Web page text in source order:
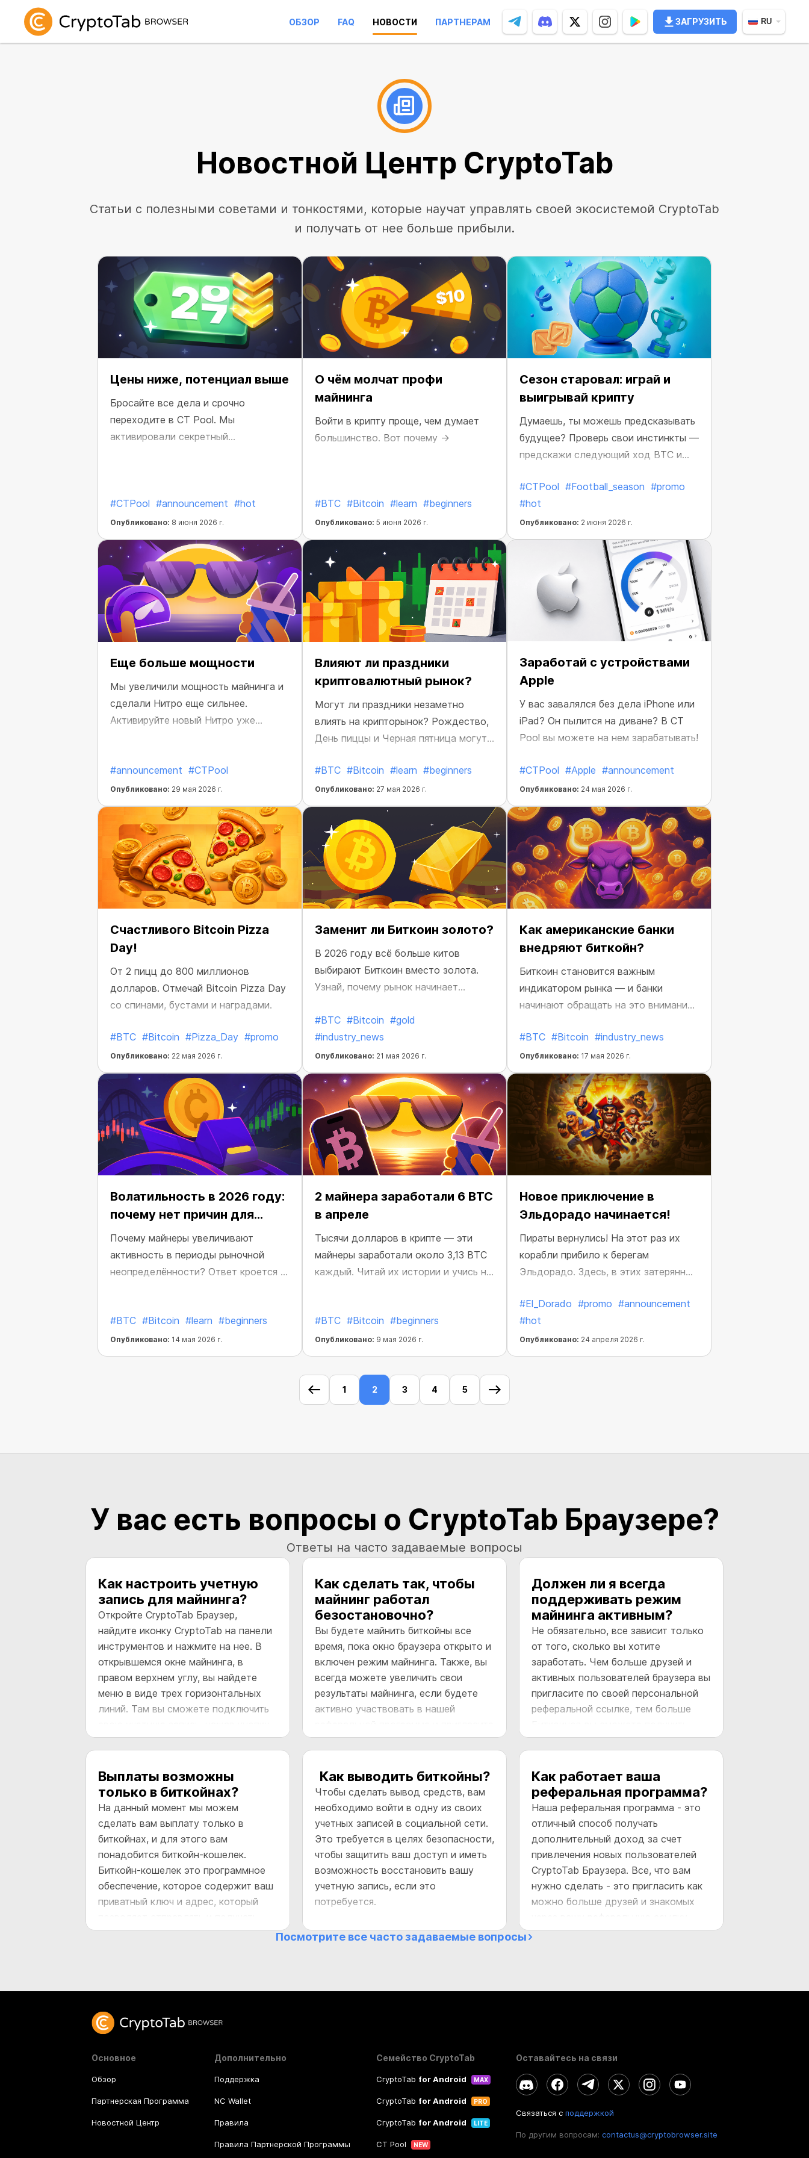
ОБЗОР FAQ НОВОСТИ ПАРТНЕРАМ ЗАГРУЗИТЬ RU
Новостной Центр CryptoTab
Cтатьи с полезными советами и тонкостями, которые научат управлять своей экосистемой CryptoTab
и получать от нее больше прибыли.
Цены ниже, потенциал выше
Бросайте все дела и срочно
переходите в CT Pool. Мы
активировали секретный
#CTPool #announcement #hot
Опубликовано: 8 июня 2026 г.
О чём молчат профи
майнинга
Войти в крипту проще, чем думает
большинство. Вот почему →
#BTC #Bitcoin #learn #beginners
Опубликовано: 5 июня 2026 г.
Сезон старовал: играй и
выигрывай крипту
Думаешь, ты можешь предсказывать
будущее? Проверь свои инстинкты —
предскажи следующий ход BTC и
#CTPool #Football_season #promo
#hot
Опубликовано: 2 июня 2026 г.
Еще больше мощности
Мы увеличили мощность майнинга и
сделали Нитро еще сильнее.
Активируйте новый Нитро уже
затрат.
#announcement #CTPool
Опубликовано: 29 мая 2026 г.
Влияют ли праздники
криптовалютный рынок?
Могут ли праздники незаметно
влиять на крипторынок? Рождество,
День пиццы и Черная пятница могут
кажется.
#BTC #Bitcoin #learn #beginners
Опубликовано: 27 мая 2026 г.
Заработай с устройствами
Apple
У вас завалялся без дела iPhone или
iPad? Он пылится на диване? В CT
Pool вы можете на нeм зарабатывать!
#CTPool #Apple #announcement
Опубликовано: 24 мая 2026 г.
Счастливого Bitcoin Pizza
Day!
От 2 пицц до 800 миллионов
долларов. Отмечай Bitcoin Pizza Day
со спинами, бустами и наградами.
#BTC #Bitcoin #Pizza_Day #promo
Опубликовано: 22 мая 2026 г.
Заменит ли Биткоин золото?
В 2026 году всё больше китов
выбирают Биткоин вместо золота.
Узнай, почему рынок начинает
#BTC #Bitcoin #gold
#industry_news
Опубликовано: 21 мая 2026 г.
Как американские банки
внедряют биткойн?
Биткоин становится важным
индикатором рынка — и банки
начинают обращать на это внимание.
#BTC #Bitcoin #industry_news
Опубликовано: 17 мая 2026 г.
Волатильность в 2026 году:
почему нет причин для
паники
Почему майнеры увеличивают
активность в периоды рыночной
неопределённости? Ответ кроется в
#BTC #Bitcoin #learn #beginners
Опубликовано: 14 мая 2026 г.
2 майнера заработали 6 BTC
в апреле
Тысячи долларов в крипте — эти
майнеры заработали около 3,13 BTC
каждый. Читай их истории и учись на
#BTC #Bitcoin #beginners
Опубликовано: 9 мая 2026 г.
Новое приключение в
Эльдорадо начинается!
Пираты вернулись! На этот раз их
корабли прибило к берегам
Эльдорадо. Здесь, в этих затерянных
невероятными богатствами!
#El_Dorado #promo #announcement
#hot
Опубликовано: 24 апреля 2026 г.
1 2 3 4 5
У вас есть вопросы о CryptoTab Браузере?
Ответы на часто задаваемые вопросы
Как настроить учетную
запись для майнинга?
Откройте CryptoTab Браузер,
найдите иконку CryptoTab на панели
инструментов и нажмите на нее. В
открывшемся окне майнинга, в
правом верхнем углу, вы найдете
меню в виде трех горизонтальных
линий. Там вы сможете подключить
Войти, и выбрав один из удобных вам
ваши данные и доходы в случае
очистки кэша браузера,
переустановки операционной
системы или сбоя компьютера.
Настоятельно рекомендуем вам
сделать это сразу после установки
браузера.
Как сделать так, чтобы
майнинг работал
безостановочно?
Вы будете майнить биткойны все
время, пока окно браузера открыто и
включен режим майнинга. Также, вы
всегда можете увеличить свои
результаты майнинга, если будете
активно участвовать в нашей
как можно больше друзей по своей
пользоваться CryptoTab Браузером.
Вы получите дополнительную
комиссию от их майнинга и тем
самым повысите свой доход.
Должен ли я всегда
поддерживать режим
майнинга активным?
Не обязательно, все зависит только
от того, сколько вы хотите
заработать. Чем больше друзей и
активных пользователей браузера вы
пригласите по своей персональной
реферальной ссылке, тем больше
Выплаты возможны
только в биткойнах?
На данный момент мы можем
сделать вам выплату только в
биткойнах, и для этого вам
понадобится биткойн-кошелек.
Биткойн-кошелек это программное
обеспечение, которое содержит ваш
приватный ключ и адрес, который
биткойны.
Как выводить биткойны?
Чтобы сделать вывод средств, вам
необходимо войти в одну из своих
учетных записей в социальной сети.
Это требуется в целях безопасности,
чтобы защитить ваш доступ и иметь
возможность восстановить вашу
учетную запись, если это
потребуется.
Как работает ваша
реферальная программа?
Наша реферальная программа - это
отличный способ получать
дополнительный доход за счет
привлечения новых пользователей
CryptoTab Браузера. Все, что вам
нужно сделать - это пригласить как
можно больше друзей и знакомых
установить CryptoTab Браузер,
доходы будут зависеть от
количества рефералов в вашей сети
и их активности.
Посмотрите все часто задаваемые вопросы
Основное
Обзор
Партнерская Программа
Новостной Центр
Дополнительно
Поддержка
NC Wallet
Правила
Правила Партнерской Программы
Семейство CryptoTab
CryptoTab for Android MAX
CryptoTab for Android PRO
CryptoTab for Android LITE
CT Pool NEW
Оставайтесь на связи
Связаться с поддержкой
По другим вопросам: contactus@cryptobrowser.site